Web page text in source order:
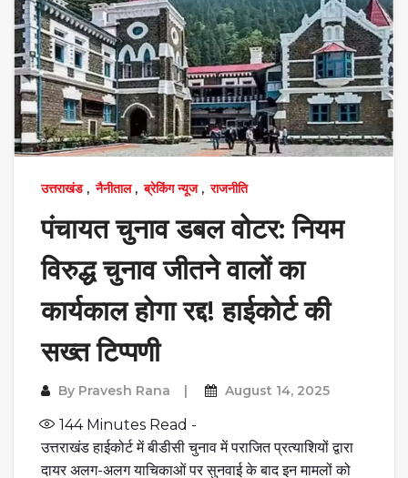
उत्तराखंड, नैनीताल, ब्रेकिंग न्यूज, राजनीति
पंचायत चुनाव डबल वोटर: नियम
विरुद्ध चुनाव जीतने वालों का
कार्यकाल होगा रद्द! हाईकोर्ट की
सख्त टिप्पणी
By Pravesh Rana August 14, 2025
144Minutes Read -
उत्तराखंड हाईकोर्ट में बीडीसी चुनाव में पराजित प्रत्याशियों द्वारा
दायर अलग-अलग याचिकाओं पर सुनवाई के बाद इन मामलों को